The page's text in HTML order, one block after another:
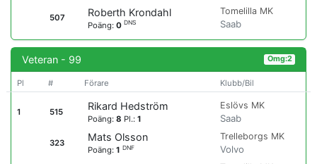
507 Roberth Krondahl
Poäng:0DNS
Tomelilla MK
Saab
Veteran - 99 Omg:2
Pl # Förare Klubb/Bil
1 515 Rikard Hedström
Poäng:8 Pl.:1
Eslövs MK
Saab
323 Mats Olsson
Poäng:1DNF
Trelleborgs MK
Volvo